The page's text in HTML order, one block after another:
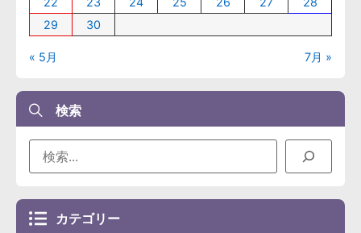
29
30
« 5月 7月 »
検索
カテゴリー